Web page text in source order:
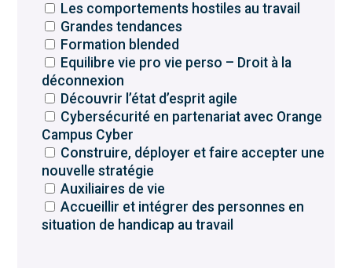
Les comportements hostiles au travail
Grandes tendances
Formation blended
Equilibre vie pro vie perso – Droit à la
déconnexion
Découvrir l’état d’esprit agile
Cybersécurité en partenariat avec Orange
Campus Cyber
Construire, déployer et faire accepter une
nouvelle stratégie
Auxiliaires de vie
Accueillir et intégrer des personnes en
situation de handicap au travail